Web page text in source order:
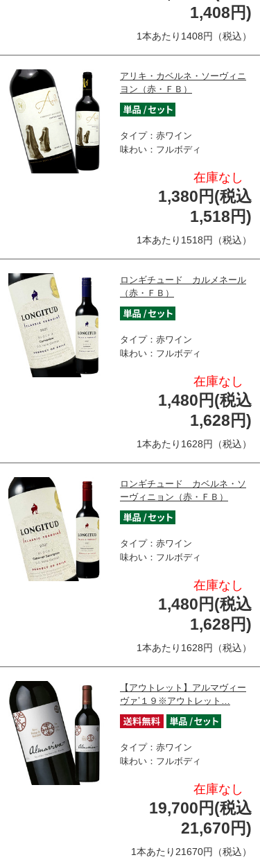
1,408円)
1本あたり1408円（税込）
アリキ・カベルネ・ソーヴィニ
ヨン（赤・ＦＢ）
タイプ：赤ワイン
味わい：フルボディ
在庫なし
1,380円(税込
1,518円)
1本あたり1518円（税込）
ロンギチュード カルメネール
（赤・ＦＢ）
タイプ：赤ワイン
味わい：フルボディ
在庫なし
1,480円(税込
1,628円)
1本あたり1628円（税込）
ロンギチュード カベルネ・ソ
ーヴィニョン（赤・ＦＢ）
タイプ：赤ワイン
味わい：フルボディ
在庫なし
1,480円(税込
1,628円)
1本あたり1628円（税込）
【アウトレット】アルマヴィー
ヴァ’１９※アウトレット…
タイプ：赤ワイン
味わい：フルボディ
在庫なし
19,700円(税込
21,670円)
1本あたり21670円（税込）